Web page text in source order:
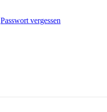
Passwort vergessen